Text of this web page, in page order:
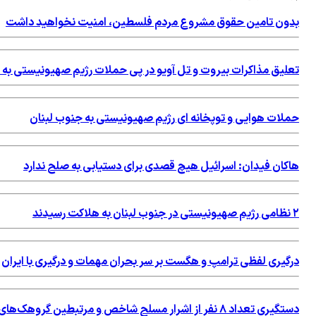
بدون تامین حقوق مشروع مردم فلسطین، امنیت نخواهید داشت
تعلیق مذاکرات بیروت و تل آویو در پی حملات رژیم صهیونیستی
حملات هوایی و توپخانه ای رژیم صهیونیستی به جنوب لبنان
هاکان فیدان: اسرائیل هیچ قصدی برای دستیابی به صلح ندارد
۲ نظامی رژیم صهیونیستی در جنوب لبنان به هلاکت رسیدند
درگیری لفظی ترامپ و هگست بر سر بحران مهمات و درگیری با ایران
دستگیری تعداد ۸ نفر از اشرار مسلح شاخص و مرتبطین گروهک‌های تروریستی